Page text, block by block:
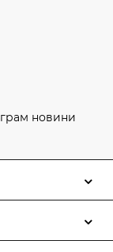
новини